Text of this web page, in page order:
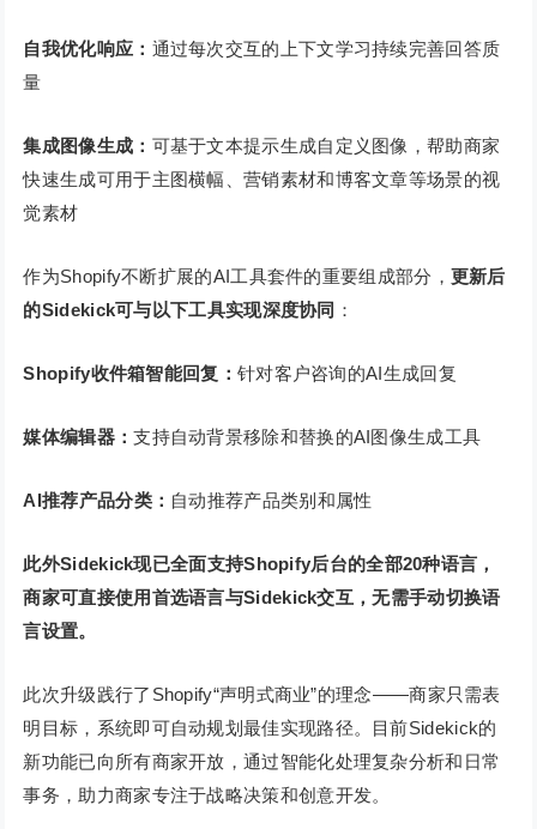
自我优化响应： 通过每次交互的上下文学习持续完善回答质
量
集成图像生成： 可基于文本提示生成自定义图像，帮助商家
快速生成可用于主图横幅、营销素材和博客文章等场景的视
觉素材
作为Shopify不断扩展的AI工具套件的重要组成部分， 更新后
的Sidekick可与以下工具实现深度协同 ：
Shopify收件箱智能回复： 针对客户咨询的AI生成回复
媒体编辑器：支持自动背景移除和替换的AI图像生成工具
AI推荐产品分类： 自动推荐产品类别和属性
此外Sidekick现已全面支持Shopify后台的全部20种语言，
商家可直接使用首选语言与Sidekick交互，无需手动切换语
言设置。
此次升级践行了Shopify“声明式商业”的理念——商家只需表
明目标，系统即可自动规划最佳实现路径。目前Sidekick的
新功能已向所有商家开放，通过智能化处理复杂分析和日常
事务，助力商家专注于战略决策和创意开发。